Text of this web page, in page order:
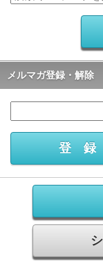
メルマガ登録・解除